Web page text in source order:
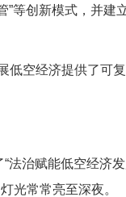
等创新模式，并建
低空经济提供了可
“法治赋能低空经
光常常亮至深夜。